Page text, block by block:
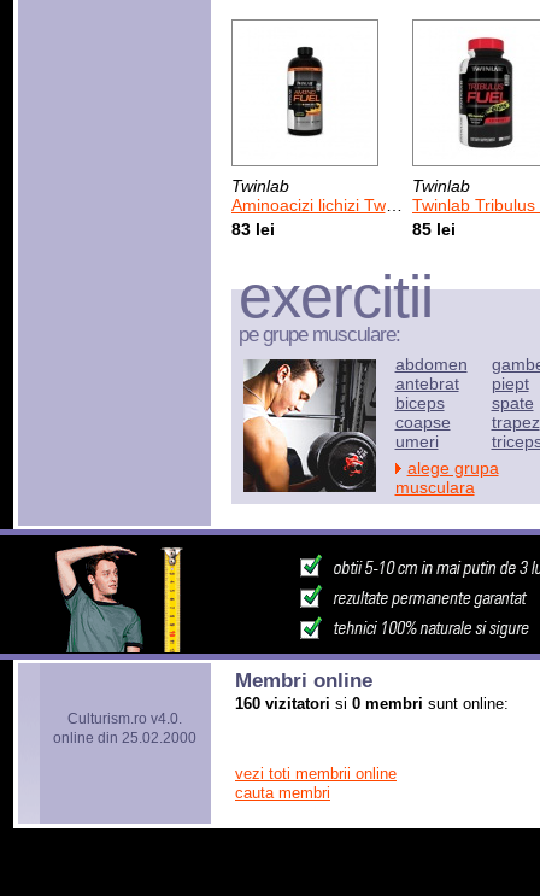
Twinlab
Aminoacizi lichizi Twinlab Amino Fuel 473 ml
83 lei
Twinlab
Twinlab Tribulus Fuel 625 100
85 lei
exercitii
pe grupe musculare:
abdomen
antebrat
biceps
coapse
umeri
piept
spate
trapez
alege grupa
musculara
Culturism.ro v4.0.
online din 25.02.2000
Membri online
160 vizitatori si 0 membri sunt online:
vezi toti membrii online
cauta membri